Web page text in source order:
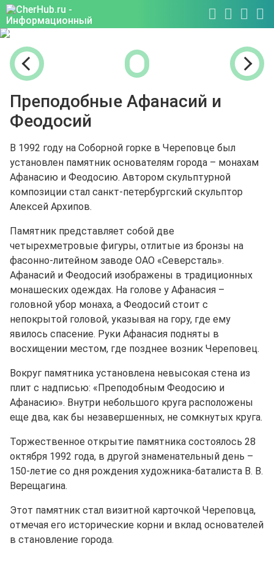
Преподобные Афанасий и
Феодосий
В 1992 году на Соборной горке в Череповце был
установлен памятник основателям города – монахам
Афанасию и Феодосию. Автором скульптурной
композиции стал санкт-петербургский скульптор
Алексей Архипов.
Памятник представляет собой две
четырехметровые фигуры, отлитые из бронзы на
фасонно-литейном заводе ОАО «Северсталь».
Афанасий и Феодосий изображены в традиционных
монашеских одеждах. На голове у Афанасия –
головной убор монаха, а Феодосий стоит с
непокрытой головой, указывая на гору, где ему
явилось спасение. Руки Афанасия подняты в
восхищении местом, где позднее возник Череповец.
Вокруг памятника установлена невысокая стена из
плит с надписью: «Преподобным Феодосию и
Афанасию». Внутри небольшого круга расположены
еще два, как бы незавершенных, не сомкнутых круга.
Торжественное открытие памятника состоялось 28
октября 1992 года, в другой знаменательный день –
150-летие со дня рождения художника-баталиста В. В.
Верещагина.
Этот памятник стал визитной карточкой Череповца,
отмечая его исторические корни и вклад основателей
в становление города.